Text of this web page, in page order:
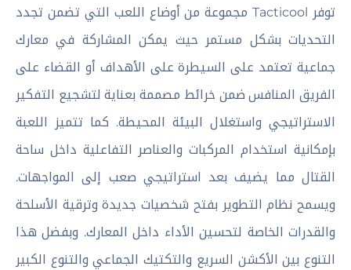
توفر Tacticool مجموعة من أوضاع اللعب التي تضمن تجدد
التحديات بشكل مستمر حيث يمكن المشاركة في معارك
جماعية تعتمد على السيطرة على الأهداف أو القضاء على
الفريق المنافس ضمن خرائط مصممة بعناية لتشجيع التفكير
الاستراتيجي واستغلال البيئة المحيطة. كما تتميز اللعبة
بإمكانية استخدام المركبات والعناصر التفاعلية داخل ساحة
القتال مما يضيف بعد استراتيجي صعب إلى المواجهات.
ويسمح نظام التطوير بفتح شخصيات جديدة وترقية الأسلحة
والقدرات الخاصة لتحسين الأداء داخل المعارك. وبفضل هذا
التنوع بين الأكشن السريع والتكتيك الجماعي والتنوع الكبير